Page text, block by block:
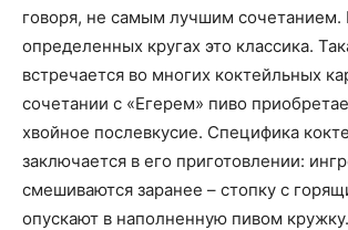
говоря, не самым лучшим сочетанием.
определенных кругах это классика.
встречается во многих коктейльных
сочетании с «Егерем» пиво
хвойное послевкусие. Специфика
заключается в его приготовлении:
смешиваются заранее – стопку с
опускают в наполненную пивом кружку.